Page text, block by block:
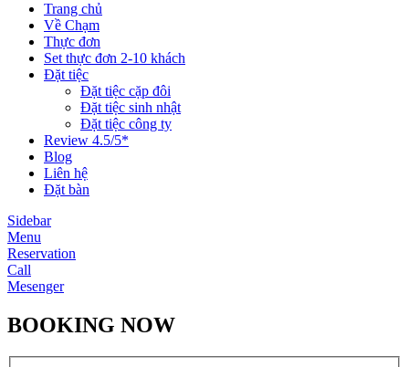
Trang chủ
Về Chạm
Thực đơn
Set thực đơn 2-10 khách
Đặt tiệc
Đặt tiệc cặp đôi
Đặt tiệc sinh nhật
Đặt tiệc công ty
Review 4.5/5*
Blog
Liên hệ
Đặt bàn
Sidebar
Menu
Reservation
Call
Mesenger
BOOKING NOW